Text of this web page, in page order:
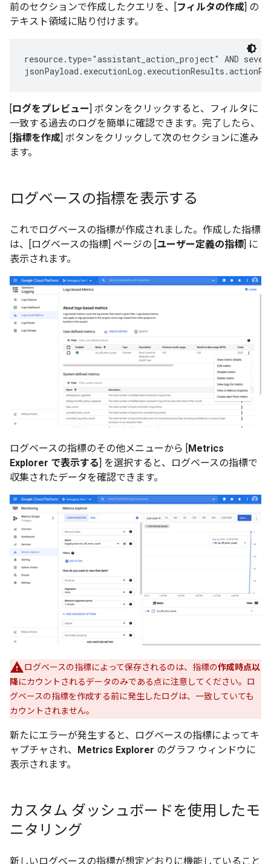
前のセクションで作成したクエリを、[フィルタの作成] の
テキスト領域に貼り付けます。
​​resource.type="assistant_action_project" AND
[ログをプレビュー] ボタンをクリックすると、フィルタに
一致する過去のログを簡単に確認できます。完了したら、
[指標を作成] ボタンをクリックして次のセクションに進み
ます。
ログベースの指標を表示する
これでログベースの指標が作成されました。作成した指標
は、[ログベースの指標] ページの [ユーザー定義の指標] に
表示されます。
ログベースの指標のその他メニューから [Metrics
Explorer で表示する] を選択すると、ログベースの指標で
収集されたデータを確認できます。
ログベースの指標によって保存されるのは、指標の作成時点以
降にカウントされるデータのみである点に注意してください。ロ
グベースの指標を作成する前に発生したログは、一致していても
カウントされません。
新たにエラーが発生すると、ログベースの指標によってキ
ャプチャされ、 Metrics Explorer のグラフ ウィンドウに
表示されます。
カスタム ダッシュボードを使用したモ
ニタリング
新しいログベースの指標が想定どおりに機能していること